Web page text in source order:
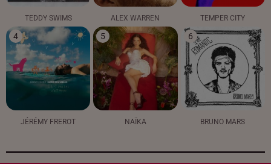
TEDDY SWIMS ALEX WARREN TEMPER CITY
4
JÉRÉMY FREROT
5
NAÏKA
6
BRUNO MARS